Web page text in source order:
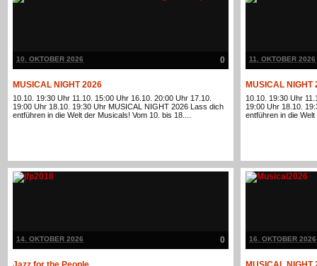
0
10. OKTOBER 2026
MUSICAL NIGHT 2026
10.10. 19:30 Uhr 11.10. 15:00 Uhr 16.10. 20:00 Uhr 17.10.
19:00 Uhr 18.10. 19:30 Uhr MUSICAL NIGHT 2026 Lass dich
entführen in die Welt der Musicals! Vom 10. bis 18....
11. OKTOBER 2026
MUSICAL NIGHT
10.10. 19:30 Uhr
19:00 Uhr 18.10.
entführen in die
0
14. OKTOBER 2026 16. OKTOBER 2026